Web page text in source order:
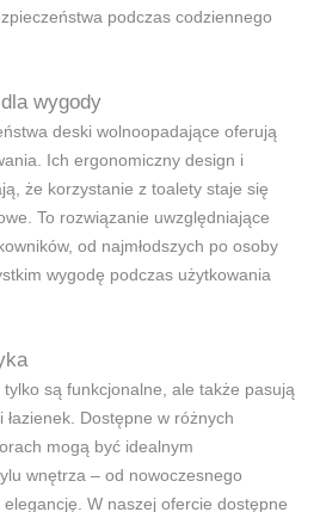
podczas codziennego
wygody
deski wolnoopadające oferują
Ich ergonomiczny design i
że korzystanie z toalety staje się
To rozwiązanie uwzględniające
od najmłodszych po osoby
wygodę podczas użytkowania
są funkcjonalne, ale także pasują
Dostępne w różnych
mogą być idealnym
wnętrza – od nowoczesnego
W naszej ofercie dostępne